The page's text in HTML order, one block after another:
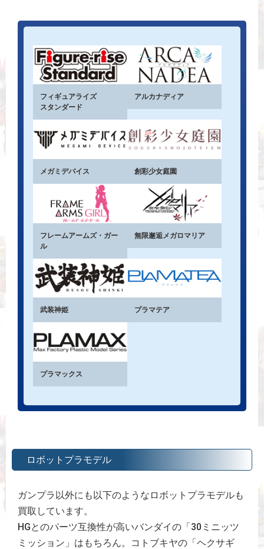
フィギュアライズ
スタンダード
アルカナディア
メガミデバイス 創彩少女庭園
フレームアームズ・ガー
ル
無限邂逅メガロマリア
武装神姫 プラマテア
プラマックス
ロボットプラモデル
ガンプラ以外にも以下のようなロボットプラモデルも
買取しています。
HGとのパーツ互換性が高いバンダイの「30ミニッツ
ミッション」はもちろん。コトブキヤの「ヘクサギ